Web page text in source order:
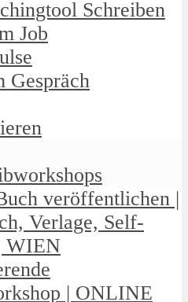
Schreiben
Job
veröffentlichen |
Verlage, Self-
WIEN
| ONLINE